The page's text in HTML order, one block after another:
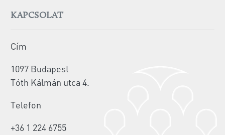
KAPCSOLAT
Cím
1097 Budapest
Tóth Kálmán utca 4.
Telefon
+36 1 224 6755